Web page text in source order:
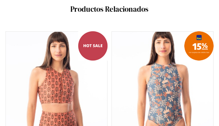
Productos Relacionados